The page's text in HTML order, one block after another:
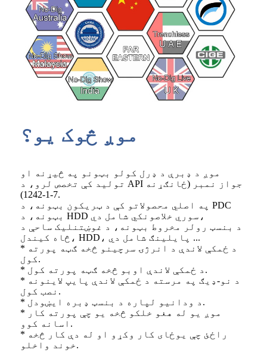
موږ څوک یو؟
موږ د ډبرې د ډرل کولو بټونو په څیړنه او
تولید کې تخصص لرو، د API جواز نمبر (ځانګړنه
7-1-1242).
په اصلي محصولاتو کې د ټریکون بټونه، د PDC
بټونه، د HDD سوري خلاصونکي شامل دي،
د بنسټ رولر مخروط بټونه، د غوښتنلیک ساحې د
څاه کیندل، HDD، پایلینګ شامل دي ...
* د ځمکې لاندې د انرژۍ سرچینو څخه ګټه پورته
کول.
* د ځمکې لاندې اوبو څخه ګټه پورته کول.
* د نو-ډیګ په مرسته د ځمکې لاندې پایپ لاینونه
نصب کول.
* د ودانیو لپاره د بنسټ ډبره ایښودل.
* موږ یو له هغو خلکو څخه یو چې پورته کار
اسانه کوو.
* راځئ چې یوځای کار وکړو او له دې کار څخه
خوند واخلو.